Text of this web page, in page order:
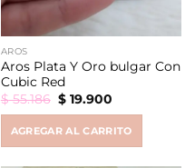
AROS
Aros Plata Y Oro bulgar Con
Cubic Red
$55.186 Original
price
$ 55.186.
$19.900Current
$ 19.900.
AGREGAR AL CARRITO